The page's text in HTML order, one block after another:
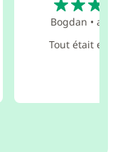
Bogdan • août
Tout était